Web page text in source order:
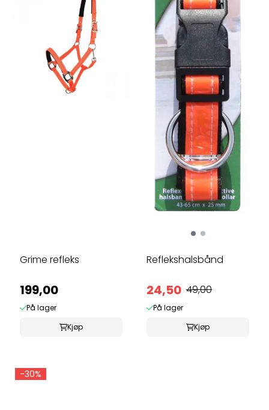
Grime refleks
199,00
På lager
Kjøp
Reflekshalsbånd
24,50 49,00
På lager
Kjøp
-30%